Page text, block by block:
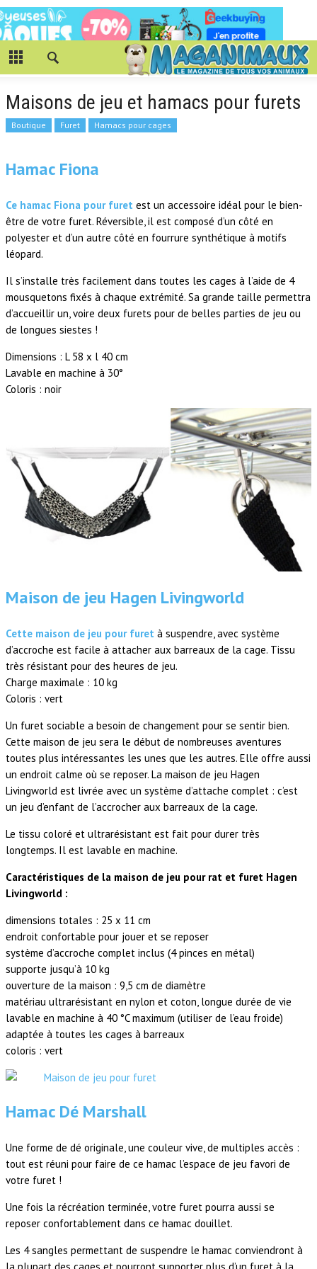
Maisons de jeu et hamacs pour furets
Boutique Furet Hamacs pour cages
Hamac Fiona
Ce hamac Fiona pour furet est un accessoire idéal pour le bien-
être de votre furet. Réversible, il est composé d’un côté en
polyester et d’un autre côté en fourrure synthétique à motifs
léopard.
Il s’installe très facilement dans toutes les cages à l’aide de 4
mousquetons fixés à chaque extrémité. Sa grande taille permettra
d’accueillir un, voire deux furets pour de belles parties de jeu ou
de longues siestes !
Dimensions : L 58 x l 40 cm
Lavable en machine à 30°
Coloris : noir
Maison de jeu Hagen Livingworld
Cette maison de jeu pour furet à suspendre, avec système
d’accroche est facile à attacher aux barreaux de la cage. Tissu
très résistant pour des heures de jeu.
Charge maximale : 10 kg
Coloris : vert
Un furet sociable a besoin de changement pour se sentir bien.
Cette maison de jeu sera le début de nombreuses aventures
toutes plus intéressantes les unes que les autres. Elle offre aussi
un endroit calme où se reposer. La maison de jeu Hagen
Livingworld est livrée avec un système d’attache complet : c’est
un jeu d’enfant de l’accrocher aux barreaux de la cage.
Le tissu coloré et ultrarésistant est fait pour durer très
longtemps. Il est lavable en machine.
Caractéristiques de la maison de jeu pour rat et furet Hagen
Livingworld :
dimensions totales : 25 x 11 cm
endroit confortable pour jouer et se reposer
système d’accroche complet inclus (4 pinces en métal)
supporte jusqu’à 10 kg
ouverture de la maison : 9,5 cm de diamètre
matériau ultrarésistant en nylon et coton, longue durée de vie
lavable en machine à 40 °C maximum (utiliser de l’eau froide)
adaptée à toutes les cages à barreaux
coloris : vert
Hamac Dé Marshall
Une forme de dé originale, une couleur vive, de multiples accès :
tout est réuni pour faire de ce hamac l’espace de jeu favori de
votre furet !
Une fois la récréation terminée, votre furet pourra aussi se
reposer confortablement dans ce hamac douillet.
Les 4 sangles permettant de suspendre le hamac conviendront à